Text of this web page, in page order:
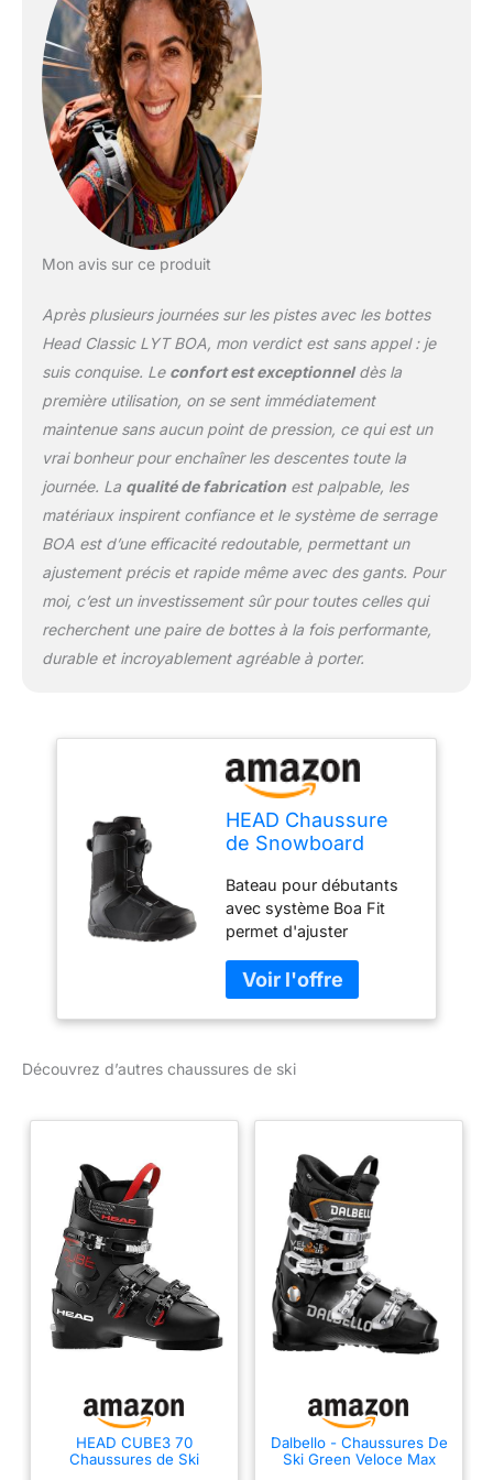
froid
Mon avis sur ce produit
Après plusieurs journées sur les pistes avec les bottes
Head Classic LYT BOA, mon verdict est sans appel : je
suis conquise. Le confort est exceptionneldès la
première utilisation, on se sent immédiatement
maintenue sans aucun point de pression, ce qui est un
vrai bonheur pour enchaîner les descentes toute la
journée. La qualité de fabricationest palpable, les
matériaux inspirent confiance et le système de serrage
BOA est d’une efficacité redoutable, permettant un
ajustement précis et rapide même avec des gants. Pour
moi, c’est un investissement sûr pour toutes celles qui
recherchent une paire de bottes à la fois performante,
durable et incroyablement agréable à porter.
HEAD Chaussure
de Snowboard
Boot Unisexe-
Adulte, Noir, 280
Bateau pour débutants
avec système Boa Fit
permet d'ajuster
l'ajustement du bateau
grâce à une fermeture
rotative Agréable Lean
doublure EVA, il n'y a pas
les pieds restent bien au
Découvrez d’autres chaussures de ski
HEAD CUBE3 70
Chaussures de Ski
Dalbello - Chaussures De
Ski Green Veloce Max